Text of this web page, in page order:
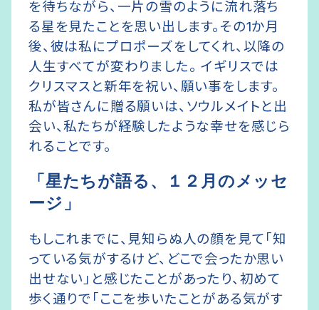
を待ちながら、一片の雪のように流れ落ち
る星を見たことを思い出します。その1か月
後、彼は私にプロポーズをしてくれ、以降の
人生すべてが変わりました。 イギリスでは
クリスマスと新年を祝い、願い事をします。
私が皆さんに贈る願いは、ソウルメイトと出
会い、私たちが経験したような幸せを感じら
れることです。
「星たちが語る、１２月のメッセ
ージ」
もしこれまでに、見知らぬ人の顔を見て「知
っている気がするけど、どこで会ったか思い
出せない」と感じたことがあったり、初めて
歩く通りで「ここを歩いたことがある気がす